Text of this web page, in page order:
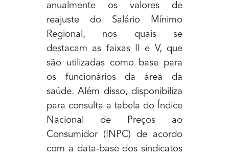
anualmente os valores de
reajuste do Salário Mínimo
Regional, nos quais se
destacam as faixas II e V, que
são utilizadas como base para
os funcionários da área da
saúde. Além disso, disponibiliza
para consulta a tabela do Índice
Nacional de Preços ao
Consumidor (INPC) de acordo
com a data-base dos sindicatos